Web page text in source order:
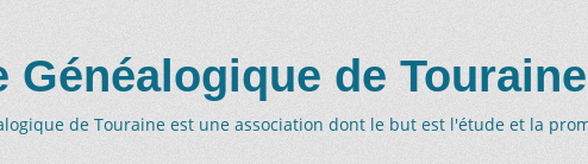
Généalogique de Touraine
de Touraine est une association dont le but est l'étude et la